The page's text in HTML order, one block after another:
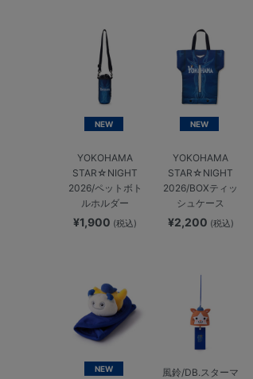
NEW
YOKOHAMA
STAR☆NIGHT
2026/ペットボト
ルホルダー
¥1,900 (税込)
NEW
YOKOHAMA
STAR☆NIGHT
2026/BOXティッ
シュケース
¥2,200 (税込)
NEW
風鈴/DB.スターマ